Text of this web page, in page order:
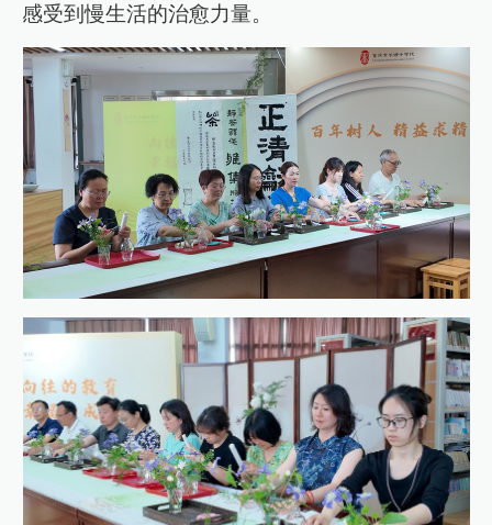
感受到慢生活的治愈力量。